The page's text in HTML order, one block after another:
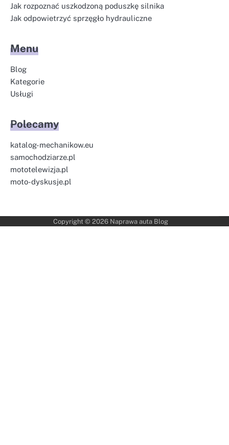
Jak rozpoznać uszkodzoną poduszkę silnika
Jak odpowietrzyć sprzęgło hydrauliczne
Menu
Blog
Kategorie
Usługi
Polecamy
katalog-mechanikow.eu
samochodziarze.pl
mototelewizja.pl
moto-dyskusje.pl
Copyright © 2026 Naprawa auta Blog